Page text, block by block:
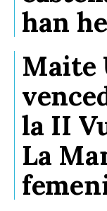
han
Maite
la II
La